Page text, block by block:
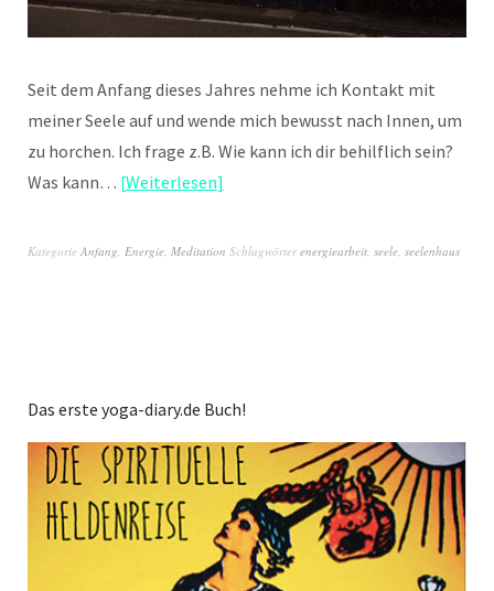
Seit dem Anfang dieses Jahres nehme ich Kontakt mit
meiner Seele auf und wende mich bewusst nach Innen, um
zu horchen. Ich frage z.B. Wie kann ich dir behilflich sein?
Was kann… Weiterlesen
Kategorie Anfang Energie Meditation Schlagwörterenergiearbeit seele seelenhaus
Das erste yoga-diary.de Buch!